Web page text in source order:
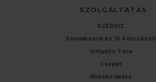
SZOLGÁLTATÁS
SZERVIZ
Snowboard és Sí Kölcsönző
Virtuális Túra
Csapat
Álláshirdetés